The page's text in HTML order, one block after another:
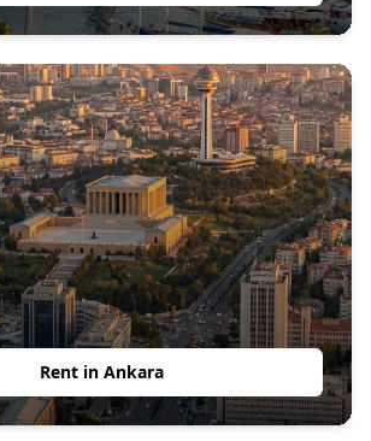
Rent in Ankara